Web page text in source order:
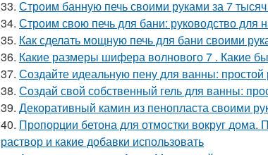
33. Строим банную печь своими руками за 7
34. Строим свою печь для бани: руководство для
35. Как сделать мощную печь для бани своими
36. Какие размеры шифера волнового 7 . Какие
37. Создайте идеальную пену для ванны:
38. Создай свой собственный гель для ванны:
39. Декоративный камин из пенопласта своими
40. Пропорции бетона для отмостки вокруг дома.
раствор и какие добавки использовать